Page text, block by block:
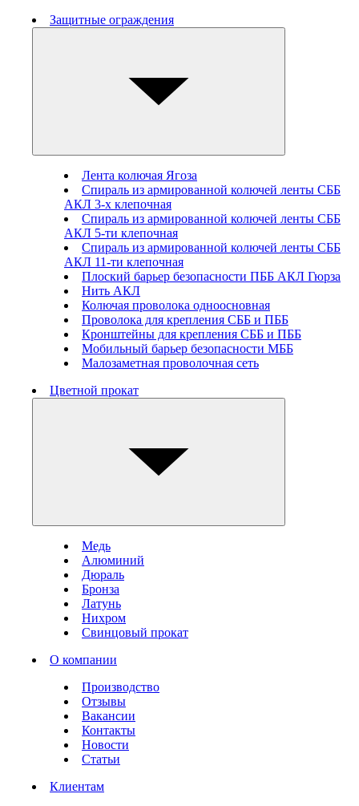
Защитные ограждения
Лента колючая Ягоза
Спираль из армированной колючей ленты СББ
АКЛ 3-х клепочная
Спираль из армированной колючей ленты СББ
АКЛ 5-ти клепочная
Спираль из армированной колючей ленты СББ
АКЛ 11-ти клепочная
Плоский барьер безопасности ПББ АКЛ Гюрза
Нить АКЛ
Колючая проволока одноосновная
Проволока для крепления СББ и ПББ
Кронштейны для крепления СББ и ПББ
Мобильный барьер безопасности МББ
Малозаметная проволочная сеть
Цветной прокат
Медь
Алюминий
Дюраль
Бронза
Латунь
Нихром
Свинцовый прокат
О компании
Производство
Отзывы
Вакансии
Контакты
Новости
Статьи
Клиентам